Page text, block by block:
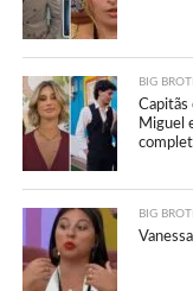
BIG
Capitãs
Miguel
BIG